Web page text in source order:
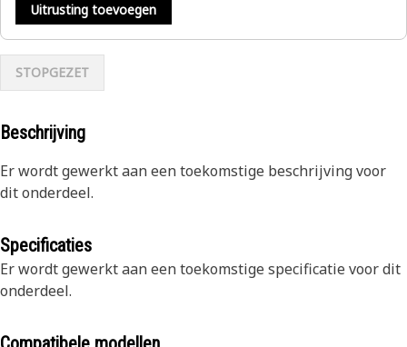
Uitrusting toevoegen
STOPGEZET
Beschrijving
Er wordt gewerkt aan een toekomstige beschrijving voor
dit onderdeel.
Specificaties
Er wordt gewerkt aan een toekomstige specificatie voor dit
onderdeel.